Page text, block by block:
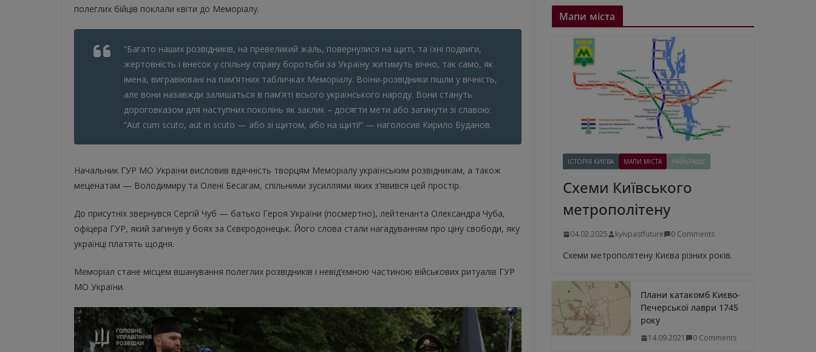
полеглих бійців поклали квіти до Меморіалу.
“Багато наших розвідників, на превеликий жаль, повернулися на щиті, та їхні подвиги,
жертовність і внесок у спільну справу боротьби за Україну житимуть вічно, так само, як
імена, вигравіювані на пам’ятних табличках Меморіалу. Воїни-розвідники пішли у вічність,
але вони назавжди залишаться в пам’яті всього українського народу. Вони стануть
дороговказом для наступних поколінь як заклик – досягти мети або загинути зі славою:
“Aut cum scuto, aut in scuto — або зі щитом, або на щиті!” — наголосив Кирило Буданов.
Начальник ГУР МО України висловив вдячність творцям Меморіалу українським розвідникам, а також
меценатам — Володимиру та Олені Бесагам, спільними зусиллями яких з’явився цей простір.
До присутніх звернувся Сергій Чуб — батько Героя України (посмертно), лейтенанта Олександра Чуба,
офіцера ГУР, який загинув у боях за Сєвєродонецьк. Його слова стали нагадуванням про ціну свободи, яку
українці платять щодня.
Меморіал стане місцем вшанування полеглих розвідників і невід’ємною частиною військових ритуалів ГУР
МО України.
Мапи міста
ІСТОРІЯ КИЄВА МАПИ МІСТА НАЙКРАЩЕ
Схеми Київського
метрополітену
04.02.2025 kyivpastfuture 0 Comments
Схеми метрополітену Києва різних років.
Плани катакомб Києво-
Печерської лаври 1745
року
14.09.2021 0 Comments